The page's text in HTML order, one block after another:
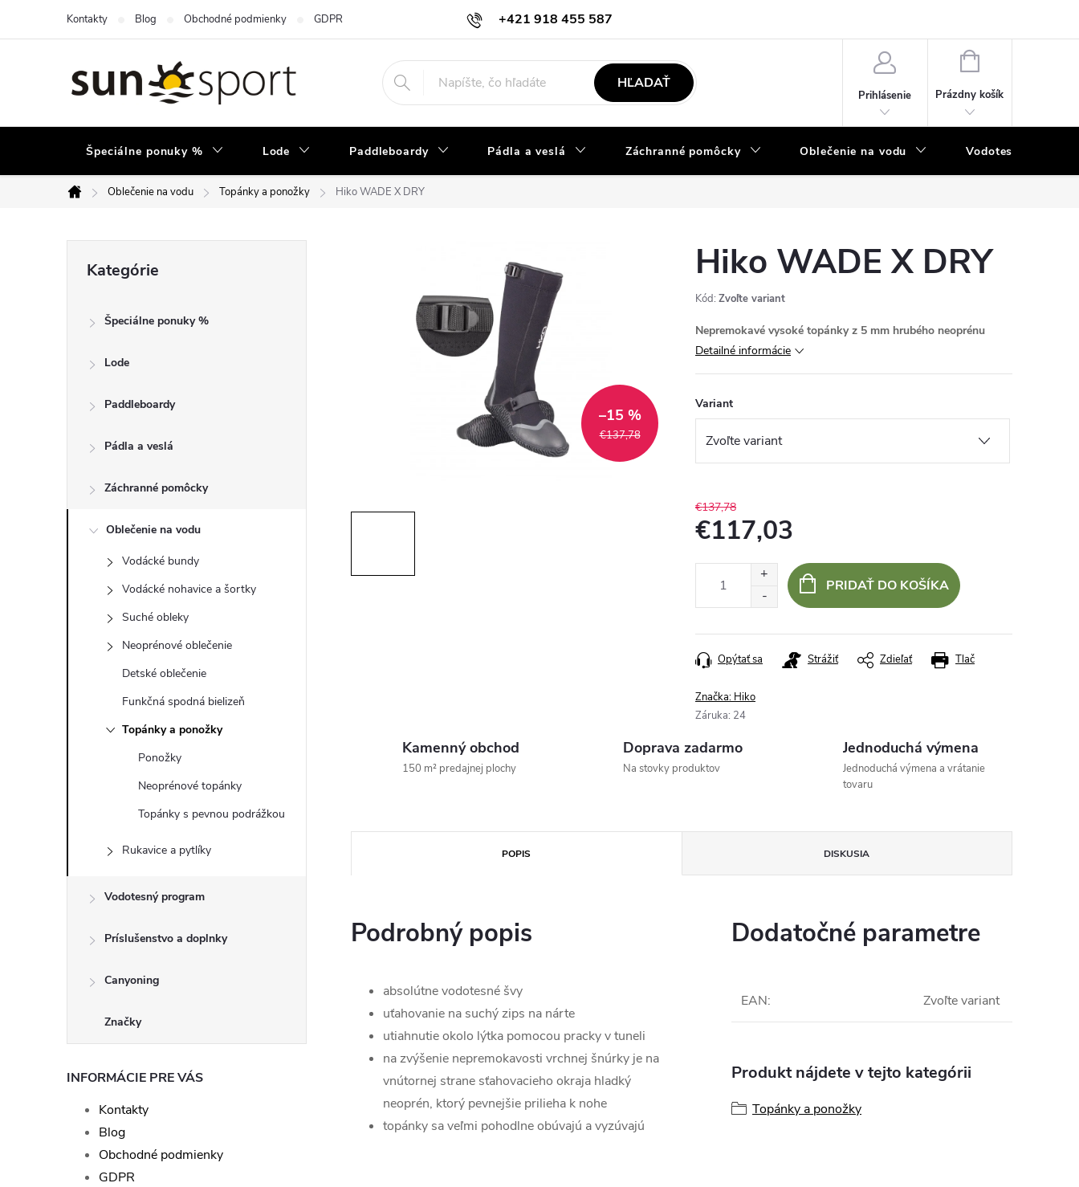
+421 918 455 587
info@vodacky-obchod.sk
Kontakty Blog Obchodné podmienky GDPR
HĽADAŤ
Prihlásenie
NÁKUPNÝ
Prázdny košík
Špeciálne ponuky % Lode Paddleboardy Pádla a veslá Záchranné pomôcky Oblečenie na vodu Vodotesný program
Domov
Oblečenie na vodu Topánky a ponožky Hiko WADE X DRY
a
kategórie
Kategórie
Špeciálne ponuky %
Lode
Paddleboardy
Pádla a veslá
Záchranné pomôcky
Oblečenie na vodu
Vodácké bundy
Vodácké nohavice a šortky
Suché obleky
Neoprénové oblečenie
Detské oblečenie
Funkčná spodná bielizeň
Topánky a ponožky
Ponožky
Neoprénové topánky
Topánky s pevnou podrážkou
Rukavice a pytlíky
Vodotesný program
Príslušenstvo a doplnky
Canyoning
Značky
INFORMÁCIE PRE VÁS
Kontakty
Blog
Obchodné podmienky
GDPR
€137,78
–15 %
Hiko WADE X DRY
Kód: Zvoľte variant
Nepremokavé vysoké topánky z 5 mm hrubého neoprénu
Detailné informácie
Variant
€137,78
€117,03
PRIDAŤ DO KOŠÍKA
Tlač
Opýtať sa Strážiť Zdieľať
Značka: Hiko
Záruka: 24
Kamenný obchod
150 m² predajnej plochy
Doprava zadarmo
Na stovky produktov
Jednoduchá výmena
Jednoduchá výmena a vrátanie
tovaru
POPIS DISKUSIA
Podrobný popis
absolútne vodotesné švy
uťahovanie na suchý zips na nárte
utiahnutie okolo lýtka pomocou pracky v tuneli
na zvýšenie nepremokavosti vrchnej šnúrky je na
vnútornej strane sťahovacieho okraja hladký
neoprén, ktorý pevnejšie prilieha k nohe
topánky sa veľmi pohodlne obúvajú a vyzúvajú
Dodatočné parametre
EAN: Zvoľte variant
Produkt nájdete v tejto kategórii
Topánky a ponožky